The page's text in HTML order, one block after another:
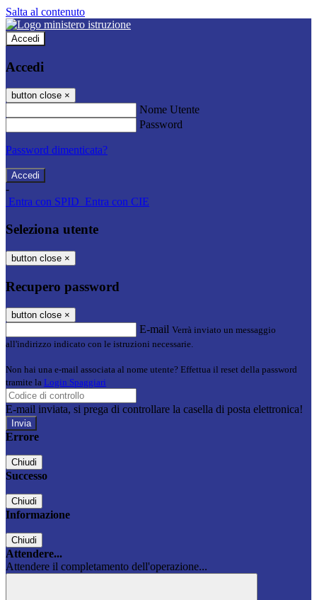
Salta al contenuto
Accedi
Accedi
button close ×
Nome Utente
Password
Password dimenticata?
-
Entra con SPID Entra con CIE
Seleziona utente
button close ×
Recupero password
button close ×
E-mail Verrà inviato un messaggio
all'indirizzo indicato con le istruzioni necessarie.
Non hai una e-mail associata al nome utente? Effettua il reset della password
tramite la Login Spaggiari
E-mail inviata, si prega di controllare la casella di posta elettronica!
Errore
Chiudi
Successo
Chiudi
Informazione
Chiudi
Attendere...
Attendere il completamento dell'operazione...